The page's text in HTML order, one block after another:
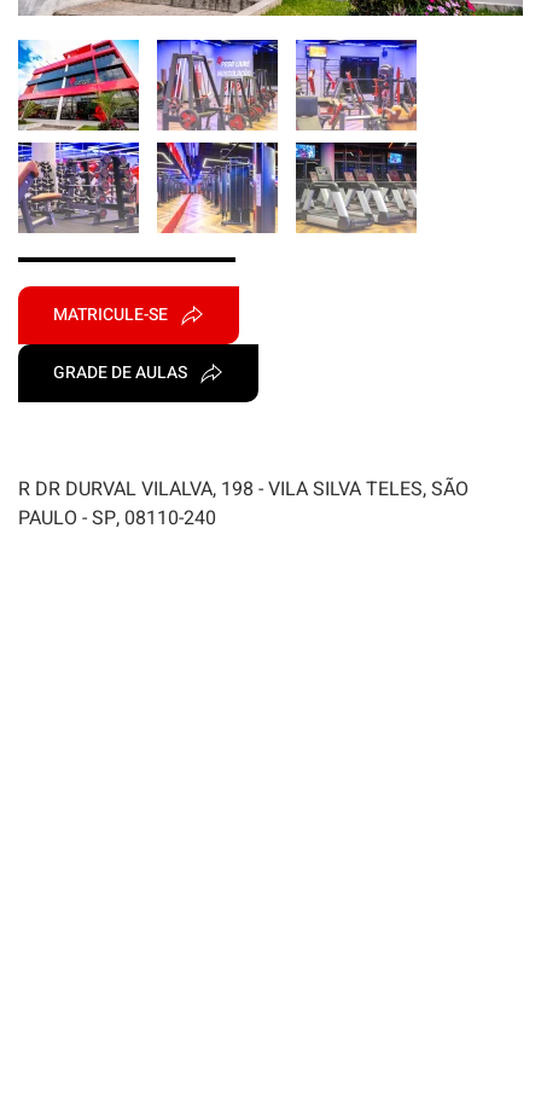
MATRICULE-SE
GRADE DE AULAS
R DR DURVAL VILALVA, 198 - VILA SILVA TELES, SÃO
PAULO - SP, 08110-240